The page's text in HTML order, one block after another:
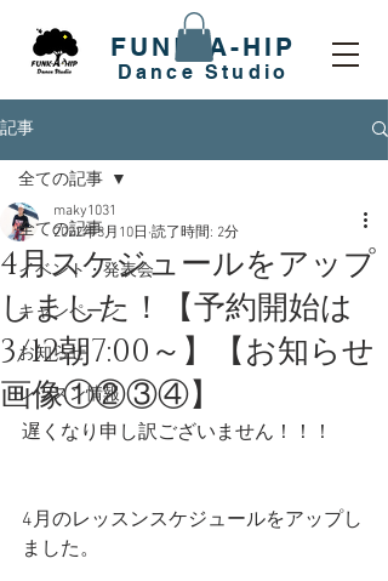
FUNK-A-HIP
​Dance Studio
記事
全ての記事
イベント・発表会
キャンペーン
お知らせ
レッスン情報
全ての記事
4月スケジュールをアップ
しました！【予約開始は
3/12朝7:00～】【お知らせ
画像①②③④】
maky1031
2022年3月10日 読了時間: 2分
遅くなり申し訳ございません！！！
4月のレッスンスケジュールをアップし
ました。